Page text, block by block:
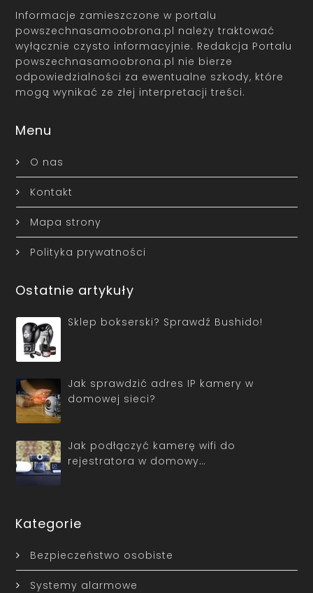
Informacje zamieszczone w portalu
powszechnasamoobrona.pl należy traktować
wyłącznie czysto informacyjnie. Redakcja Portalu
powszechnasamoobrona.pl nie bierze
odpowiedzialności za ewentualne szkody, które
mogą wynikać ze złej interpretacji treści.
Menu
O nas
Kontakt
Mapa strony
Polityka prywatności
Ostatnie artykuły
Sklep bokserski? Sprawdź Bushido!
Jak sprawdzić adres IP kamery w
domowej sieci?
Jak podłączyć kamerę wifi do
rejestratora w domowy…
Kategorie
Bezpieczeństwo osobiste
Systemy alarmowe